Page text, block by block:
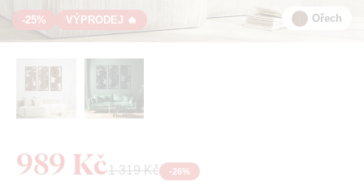
-25% VÝPRODEJ 🔥 Ořech
989 Kč1 319 Kč -26%